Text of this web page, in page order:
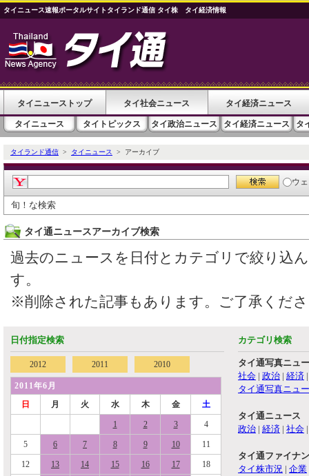
タイニュース速報ポータルサイトタイランド通信 タイ株 タイ経済情報
タイニューストップ タイ社会ニュース タイ経済ニュース
タイニュース タイトピックス タイ政治ニュース タイ経済ニュース タ
タイランド通信 > タイニュース > アーカイブ
ウ
旬！な検索
タイ通ニュースアーカイブ検索
過去のニュースを日付とカテゴリで絞り込
す。
※削除された記事もあります。ご了承くだ
日付指定検索
2012 2011 2010
2011年6月
日
月 火 水 木 金 土
1 2 3 4
5 6 7 8 9 10 11
12 13 14 15 16 17 18
カテゴリ検索
タイ通写真ニュ
社会 | 政治 | 経済
タイ通写真ニュ
タイ通ニュース
政治 | 経済 | 社会
タイ通ファイナ
タイ株市況 | 企業